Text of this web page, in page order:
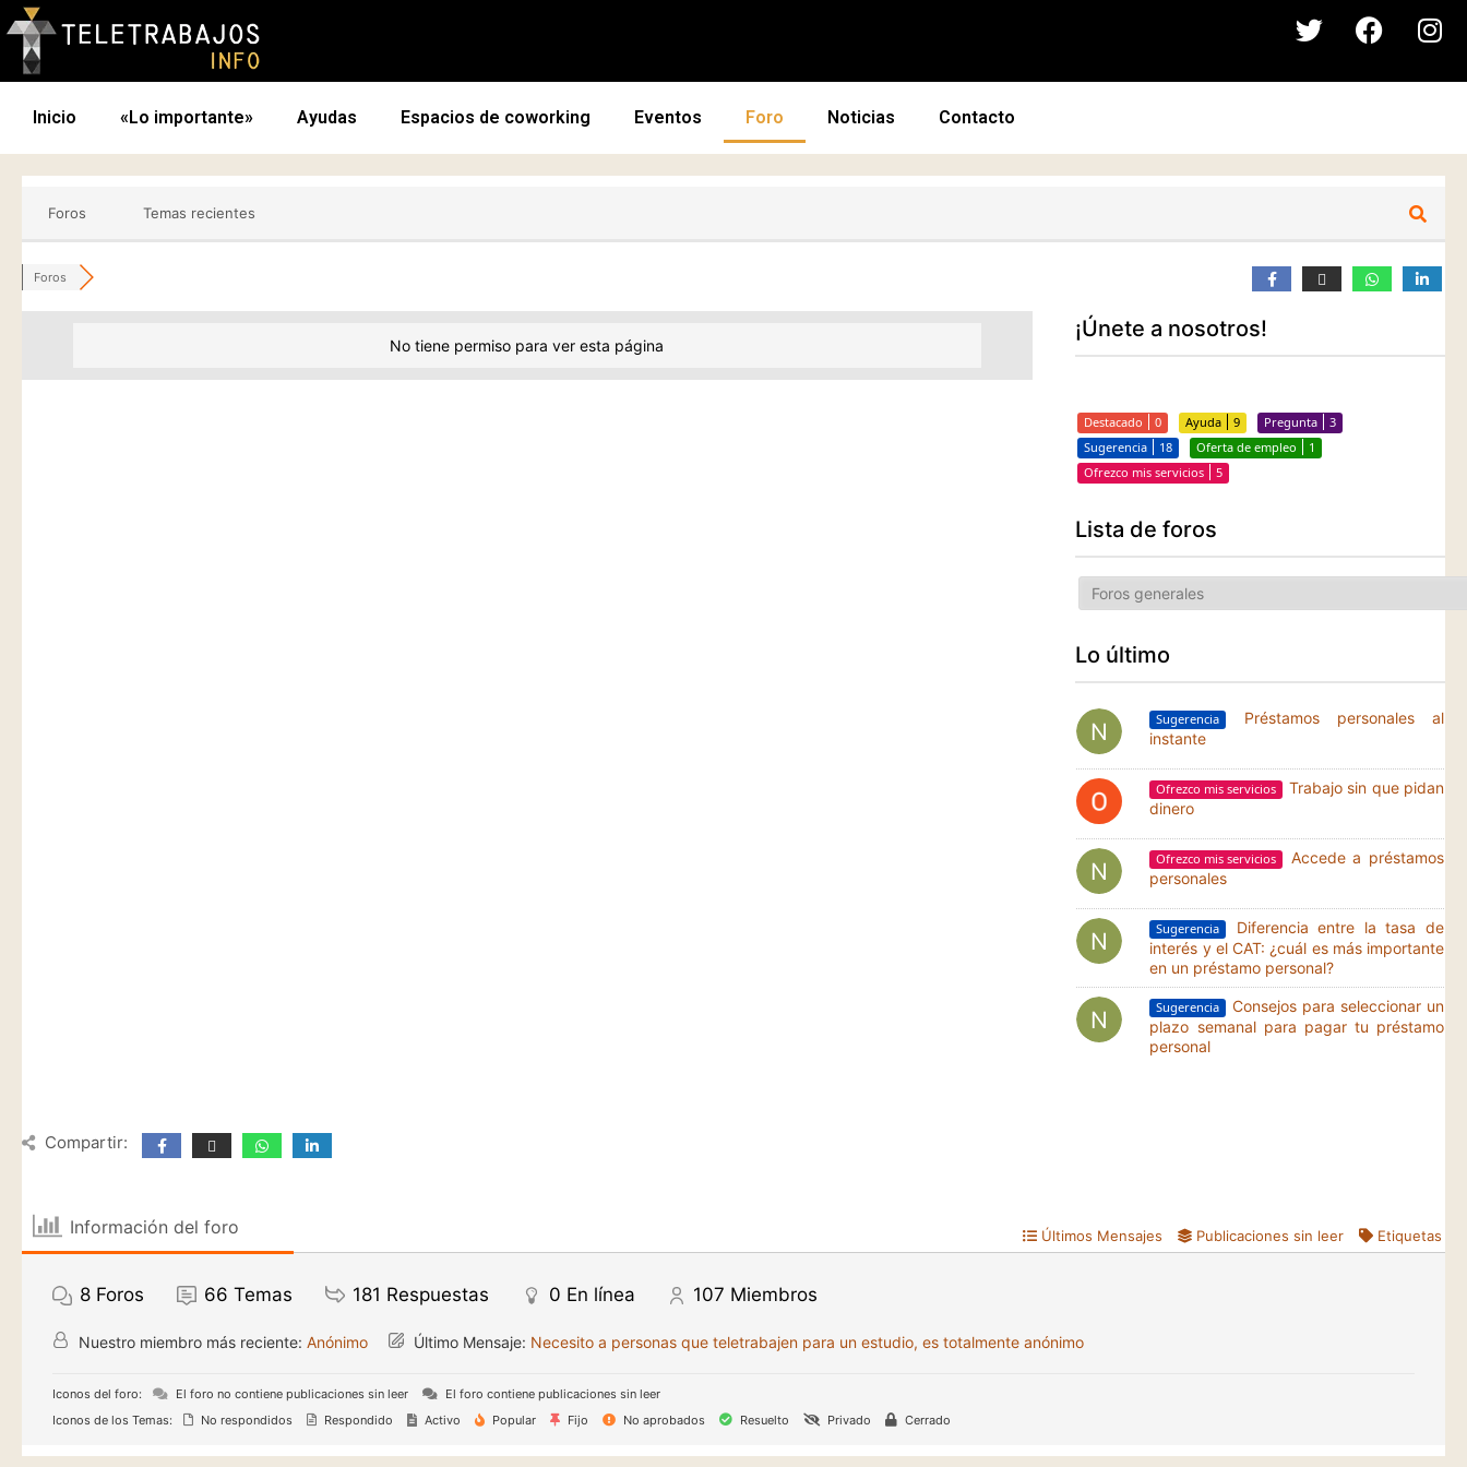
Inicio «Lo importante» Ayudas Espacios de coworking Eventos Foro Noticias Contacto
Foros Temas recientes
Foros
No tiene permiso para ver esta página
¡Únete a nosotros!
Destacado 0 Ayuda 9 Pregunta
3
Sugerencia
18 Oferta de empleo
1
Ofrezco mis servicios
5
Lista de foros
Lo último
Sugerencia
Préstamos personales al
instante
Ofrezco mis servicios
Trabajo sin que pidan
dinero
Ofrezco mis servicios
Accede a préstamos
personales
Sugerencia
Diferencia entre la tasa de
interés y el CAT: ¿cuál es más importante
en un préstamo personal?
Sugerencia
Consejos para seleccionar un
plazo semanal para pagar tu préstamo
personal
Compartir:
Información del foro Últimos Mensajes Publicaciones sin leer Etiquetas
8 Foros 66 Temas 181 Respuestas 0 En línea 107 Miembros
Nuestro miembro más reciente: Anónimo Último Mensaje: Necesito a personas que teletrabajen para un estudio, es totalmente anónimo
Iconos del foro: El foro no contiene publicaciones sin leer
El foro contiene publicaciones sin leer
Iconos de los Temas:
No respondidos Respondido Activo Popular Fijo No aprobados Resuelto Privado Cerrado